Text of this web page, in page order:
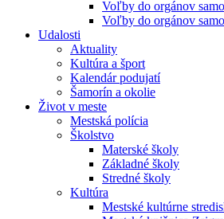
Voľby do orgánov
Voľby do orgánov
Udalosti
Aktuality
Kultúra a šport
Kalendár podujatí
Šamorín a okolie
Život v meste
Mestská polícia
Školstvo
Materské školy
Základné školy
Stredné školy
Kultúra
Mestské kultúrne